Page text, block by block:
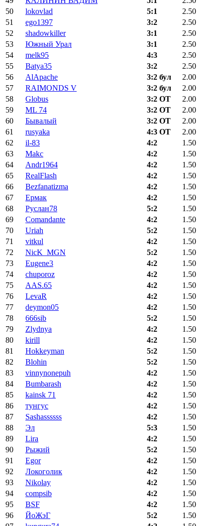
50
lokovlad 5:1
2.50
51
ego1397 3:2
2.50
52
shadowkiller 3:1
2.50
53
Южный Урал 3:1
2.50
54
melk95 4:3
2.50
55
Batya35 3:2
2.50
56
AlApache 3:2 бул
2.00
57
RAIMONDS V 3:2 бул
2.00
58
Globus 3:2 ОТ
2.00
59
ML 74 3:2 ОТ
2.00
60
Бывалый 3:2 ОТ
2.00
61
rusyaka 4:3 ОТ
2.00
62
il-83 4:2
1.50
63
Makc 4:2
1.50
64
Andr1964 4:2
1.50
65
RealFlash 4:2
1.50
66
Bezfanatizma 4:2
1.50
67
Ермак 4:2
1.50
68
Руслан78 5:2
1.50
69
Comandante 4:2
1.50
70
Uriah 5:2
1.50
71
vitkul 4:2
1.50
72
NicK_MGN 5:2
1.50
73
Eugene3 4:2
1.50
74
chuporoz 4:2
1.50
75
AAS.65 4:2
1.50
76
LevaR 4:2
1.50
77
deymon05 4:2
1.50
78
666sib 5:2
1.50
79
Zlydnya 4:2
1.50
80
kirill 4:2
1.50
81
Hokkeyman 5:2
1.50
82
Blohin 5:2
1.50
83
vinnynonepuh 4:2
1.50
84
Bumbarash 4:2
1.50
85
kainsk 71 4:2
1.50
86
тунгус 4:2
1.50
87
Sashassssss 4:2
1.50
88
Эл 5:3
1.50
89
Lira 4:2
1.50
90
Рыжий 5:2
1.50
91
Egor 4:2
1.50
92
Локоголик 4:2
1.50
93
Nikolay 4:2
1.50
94
compsib 4:2
1.50
95
BSF 4:2
1.50
96
ЙоЖэГ 5:2
1.50